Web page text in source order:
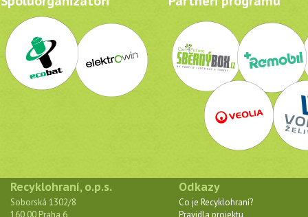
Recyklohraní, o.p.s.
Soborská 1302/8
160 00 Praha 6
Odkazy
Co je Recyklohraní?
Pravidla projektu